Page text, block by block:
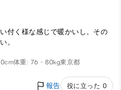
付く様な感じで暖かいし。その
。
体重: 76 - 80kg東京都
報告 役に立った 0